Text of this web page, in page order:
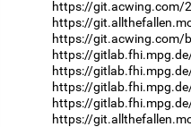
https://git.acwing.com/
https://
https://git.acwing.com/
https://
https://
https://
https://
https://